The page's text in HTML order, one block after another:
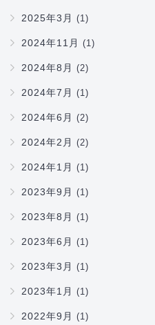
2025年3月 (1)
2024年11月 (1)
2024年8月 (2)
2024年7月 (1)
2024年6月 (2)
2024年2月 (2)
2024年1月 (1)
2023年9月 (1)
2023年8月 (1)
2023年6月 (1)
2023年3月 (1)
2023年1月 (1)
2022年9月 (1)